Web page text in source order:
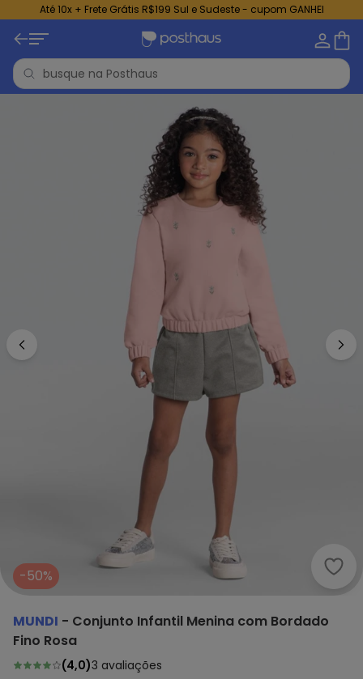
Até 10x + Frete Grátis R$199 Sul e Sudeste - cupom GANHEI
-50%
MUNDI - Conjunto Infantil Menina com Bordado
Fino Rosa
(4,0)3 avaliações